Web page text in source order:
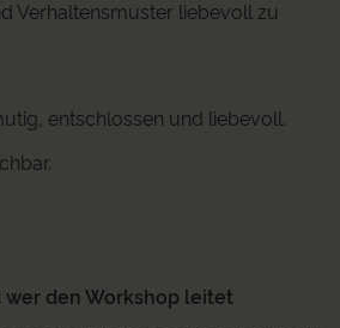
Verhaltensmuster liebevoll zu
entschlossen und liebevoll.
den Workshop leitet